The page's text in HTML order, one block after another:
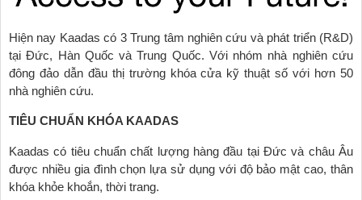
Hiện nay Kaadas có 3 Trung tâm nghiên cứu và phát triển (R&D)
tại Đức, Hàn Quốc và Trung Quốc. Với nhóm nhà nghiên cứu
đông đảo dẫn đầu thị trường khóa cửa kỹ thuật số với hơn 50
nhà nghiên cứu.
TIÊU CHUẨN KHÓA KAADAS
Kaadas có tiêu chuẩn chất lượng hàng đầu tại Đức và châu Âu
được nhiều gia đình chọn lựa sử dụng với độ bảo mật cao, thân
khóa khỏe khoắn, thời trang.